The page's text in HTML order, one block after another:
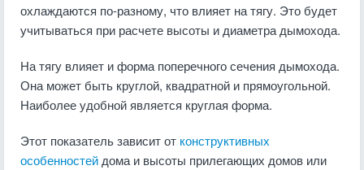
охлаждаются по-разному, что влияет на тягу. Это будет
учитываться при расчете высоты и диаметра дымохода.
На тягу влияет и форма поперечного сечения дымохода.
Она может быть круглой, квадратной и прямоугольной.
Наиболее удобной является круглая форма.
Этот показатель зависит от конструктивных
особенностей дома и высоты прилегающих домов или